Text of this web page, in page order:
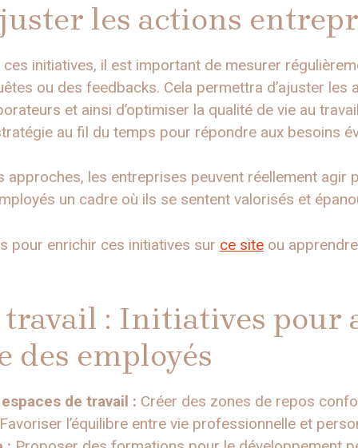
les actions
ces initiatives, il est important de mesurer
ou des feedbacks. Cela permettra d’ajuster
et ainsi d’optimiser la qualité de vie au
au fil du temps pour répondre aux besoins
approches, les entreprises peuvent réellement agir
un cadre où ils se sentent valorisés et
pour enrichir ces initiatives sur ce site ou
: Initiatives pour
des employés
de travail : Créer des zones de repos
l’équilibre entre vie professionnelle et